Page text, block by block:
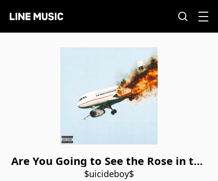
Are You Going to See the Rose in the
Vase, or the Dust on the Table
$uicideboy$